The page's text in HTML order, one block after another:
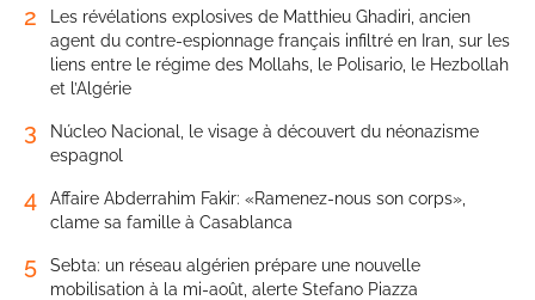
2
Les révélations explosives de Matthieu Ghadiri, ancien
agent du contre-espionnage français infiltré en Iran, sur les
liens entre le régime des Mollahs, le Polisario, le Hezbollah
et l’Algérie
3
Núcleo Nacional, le visage à découvert du néonazisme
espagnol
4
Affaire Abderrahim Fakir: «Ramenez-nous son corps»,
clame sa famille à Casablanca
5
Sebta: un réseau algérien prépare une nouvelle
mobilisation à la mi-août, alerte Stefano Piazza